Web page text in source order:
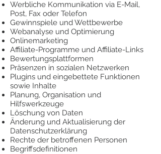
Werbliche Kommunikation via E-Mail,
Post, Fax oder Telefon
Gewinnspiele und Wettbewerbe
Webanalyse und Optimierung
Onlinemarketing
Affiliate-Programme und Affiliate-Links
Bewertungsplattformen
Präsenzen in sozialen Netzwerken
Plugins und eingebettete Funktionen
sowie Inhalte
Planung, Organisation und
Hilfswerkzeuge
Löschung von Daten
Änderung und Aktualisierung der
Datenschutzerklärung
Rechte der betroffenen Personen
Begriffsdefinitionen